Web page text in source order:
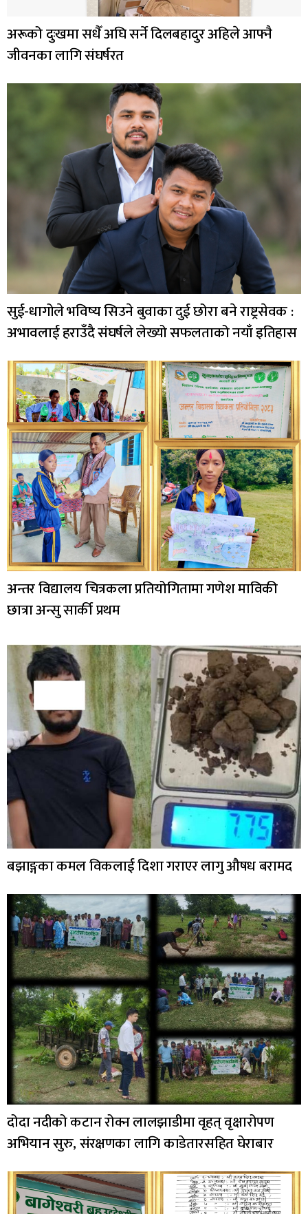
अरूको दुःखमा सधैँ अघि सर्ने दिलबहादुर अहिले आफ्नै
जीवनका लागि संघर्षरत
सुई-धागोले भविष्य सिउने बुवाका दुई छोरा बने राष्ट्रसेवक :
अभावलाई हराउँदै संघर्षले लेख्यो सफलताको नयाँ इतिहास
अन्तर विद्यालय चित्रकला प्रतियोगितामा गणेश माविकी
छात्रा अन्सु सार्की प्रथम
बझाङ्गका कमल विकलाई दिशा गराएर लागु औषध बरामद
दोदा नदीको कटान रोक्न लालझाडीमा वृहत् वृक्षारोपण
अभियान सुरु, संरक्षणका लागि काडेतारसहित घेराबार